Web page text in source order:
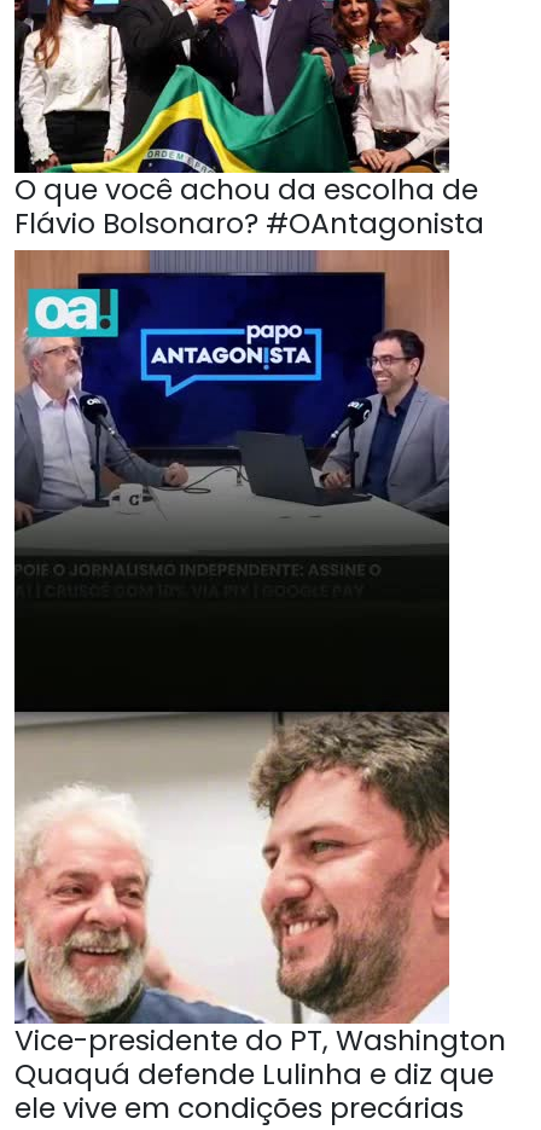
O que você achou da escolha de
Flávio Bolsonaro? #OAntagonista
Vice-presidente do PT, Washington
Quaquá defende Lulinha e diz que
ele vive em condições precárias